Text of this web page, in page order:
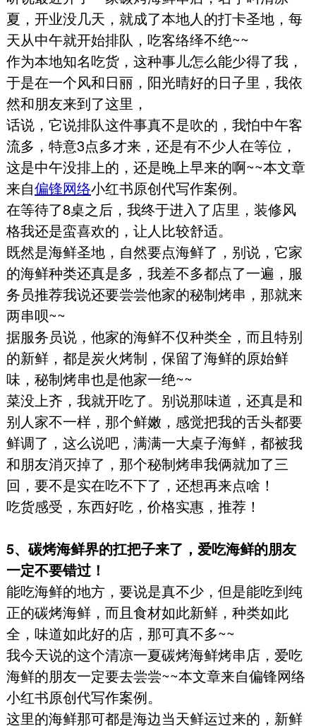
夏，开业没几天，就成了本地人的打卡圣地，每
天从中午就开始排队，吃客络绎不绝~~
作为本地知名吃货，这种事儿怎么能少得了我，
于是在一个风和日丽，阳光晴好的日子里，我依
然和朋友来到了这里，
话说，它说排队这件事真不是吹的，我怕中午客
流多，特意3点多才来，还是有不少人在等位，
这是中午没排上的，还是晚上早来的啊~~本文章
来自偏锋网络小红书原创代写作案例。
在等待了8桌之后，我终于进入了店里，装修风
格我还是蛮喜欢的，让人比较舒适。
既然是海鲜圣地，自然要点海鲜了，别说，它家
的海鲜种类还真是多，我差不多都点了一遍，服
务员推荐我说还要尝尝他家的秘制烤串，那就来
两串呗~~
据服务员说，他家的海鲜不仅种类全，而且特别
的新鲜，都是炭火烤制，保留了海鲜的原始鲜
味，秘制烤串也是他家一绝~~
菜没上齐，我就开吃了。别说那味道，还真是和
别人家不一样，那个鲜嫩，感觉把我的舌头都要
鲜调了，这么说吧，满满一大桌子海鲜，都被我
和朋友消灭掉了，那个秘制烤串我俩就加了三
回，要不是实在吃不下了，还想再来点啥！
吃货感受，东西好吃，价格实惠，推荐！
5、碳烤海鲜界的扛把子来了，爱吃海鲜的朋友
一定不要错过！
能吃海鲜的地方，要说是真不少，但是能吃到纯
正的碳烤海鲜，而且食材如此新鲜，种类如此
全，味道如此好的店，那可真不多~~
我今天说的这个清凉一夏碳烤海鲜烤串店，爱吃
海鲜的朋友一定要去尝尝~~本文章来自偏锋网络
小红书原创代写作案例。
这里的海鲜那可都是海边当天鲜运过来的，新鲜